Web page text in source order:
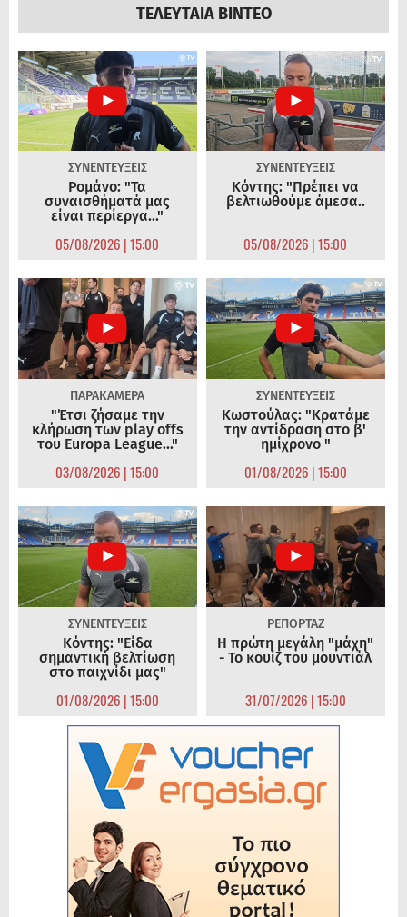
ΤΕΛΕΥΤΑΙΑ ΒΙΝΤΕΟ
ΣΥΝΕΝΤΕΥΞΕΙΣ
Ρομάνο: "Τα
συναισθήματά μας
είναι περίεργα..."
05/08/2026 | 15:00
ΣΥΝΕΝΤΕΥΞΕΙΣ
Κόντης: "Πρέπει να
βελτιωθούμε άμεσα..
05/08/2026 | 15:00
ΠΑΡΑΚΑΜΕΡΑ
"Έτσι ζήσαμε την
κλήρωση των play offs
του Europa League..."
03/08/2026 | 15:00
ΣΥΝΕΝΤΕΥΞΕΙΣ
Κωστούλας: "Κρατάμε
την αντίδραση στο β'
ημίχρονο "
01/08/2026 | 15:00
ΣΥΝΕΝΤΕΥΞΕΙΣ
Κόντης: "Είδα
σημαντική βελτίωση
στο παιχνίδι μας"
01/08/2026 | 15:00
ΡΕΠΟΡΤΑΖ
Η πρώτη μεγάλη "μάχη"
- Το κουίζ του μουντιάλ
31/07/2026 | 15:00